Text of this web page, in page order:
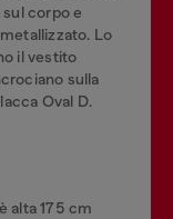
corpo e
Lo
il vestito
sulla
Oval D.
alta 175 cm